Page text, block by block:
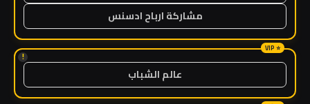
مشاركة ارباح ادسنس
!
عالم الشباب